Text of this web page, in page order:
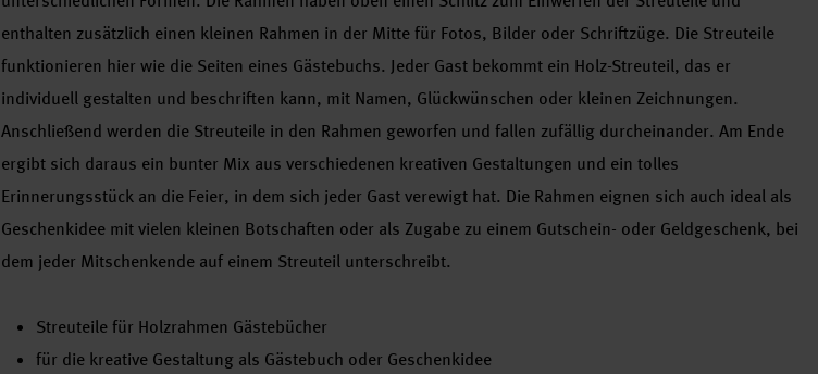
enthalten zusätzlich einen kleinen Rahmen in der Mitte für Fotos, Bilder oder Schriftzüge. Die Streuteile
funktionieren hier wie die Seiten eines Gästebuchs. Jeder Gast bekommt ein Holz-Streuteil, das er
individuell gestalten und beschriften kann, mit Namen, Glückwünschen oder kleinen Zeichnungen.
Anschließend werden die Streuteile in den Rahmen geworfen und fallen zufällig durcheinander. Am Ende
ergibt sich daraus ein bunter Mix aus verschiedenen kreativen Gestaltungen und ein tolles
Erinnerungsstück an die Feier, in dem sich jeder Gast verewigt hat. Die Rahmen eignen sich auch ideal als
Geschenkidee mit vielen kleinen Botschaften oder als Zugabe zu einem Gutschein- oder Geldgeschenk, bei
dem jeder Mitschenkende auf einem Streuteil unterschreibt.
Streuteile für Holzrahmen Gästebücher
für die kreative Gestaltung als Gästebuch oder Geschenkidee